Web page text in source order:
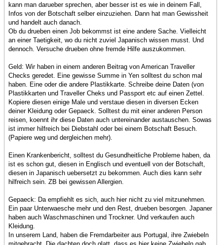
kann man darueber sprechen, aber besser ist es wie in deinem Fall,
Infos von der Botschaft selber einzuziehen. Dann hat man Gewissheit
und handelt auch danach.
Ob du drueben einen Job bekommst ist eine andere Sache. Vielleicht
an einer Taetigkeit, wo du nicht zuviel Japanisch wissen musst. Und
dennoch. Versuche drueben ohne fremde Hilfe auszukommen.
Geld: Wir haben in einem anderen Beitrag von American Traveller
Checks geredet. Eine gewisse Summe in Yen solltest du schon mal
haben. Eine oder die andere Plastikkarte. Schreibe deine Daten (von
Plastikkarten und Traveller Cheks und Passport etc auf einen Zettel.
Kopiere diesen einige Male und verstaue diesen in diversen Ecken
deiner Kleidung oder Gepaeck. Solltest du mit einer anderen Person
reisen, koennt ihr diese Daten auch untereinander austauschen. Sowas
ist immer hilfreich bei Diebstahl oder bei einem Botschaft Besuch.
(Papiere weg und dergleichen mehr).
Einen Krankenbericht, solltest du Gesundheitliche Probleme haben, da
ist es schon gut, diesen in Englisch und eventuell von der Botschaft,
diesen in Japanisch uebersetzt zu bekommen. Auch dies kann sehr
hilfreich sein. ZB bei gewissen Allergien.
Gepaeck: Da empfiehlt es sich, auch hier nicht zu viel mitzunehmen.
Ein paar Unterwaesche mehr und den Rest, drueben besorgen. Japaner
haben auch Waschmaschinen und Trockner. Und verkaufen auch
Kleidung.
In unserem Land, haben die Fremdarbeiter aus Portugal, ihre Zwiebeln